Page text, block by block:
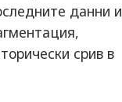
данни и
срив в